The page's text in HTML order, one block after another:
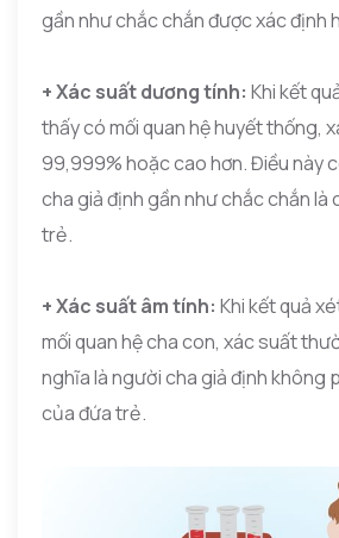
gần như chắc chắn được xác định
+ Xác suất dương tính: Khi kết
thấy có mối quan hệ huyết thống,
99,999% hoặc cao hơn. Điều này
cha giả định gần như chắc chắn là
trẻ.
+ Xác suất âm tính: Khi kết quả
mối quan hệ cha con, xác suất
nghĩa là người cha giả định không
của đứa trẻ.